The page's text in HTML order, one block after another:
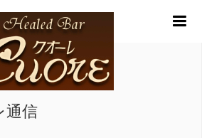
クオーレ通信
通信